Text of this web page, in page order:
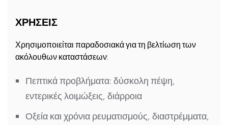
ΧΡΗΣΕΙΣ
Χρησιμοποιείται παραδοσιακά για τη βελτίωση των
ακόλουθων καταστάσεων:
Πεπτικά προβλήματα: δύσκολη πέψη,
εντερικές λοιμώξεις, διάρροια
Οξεία και χρόνια ρευματισμούς, διαστρέμματα,